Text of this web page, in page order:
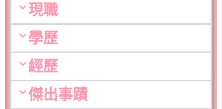
現職
學歷
經歷
傑出事蹟